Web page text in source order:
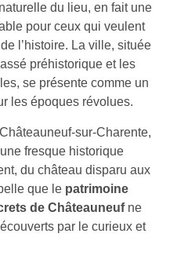
du lieu, en fait une
pour ceux qui veulent
l’histoire. La ville, située
préhistorique et les
se présente comme un
les époques révolues.
sur-Charente,
fresque historique
du château disparu aux
que le patrimoine
de Châteauneufne
par le curieux et